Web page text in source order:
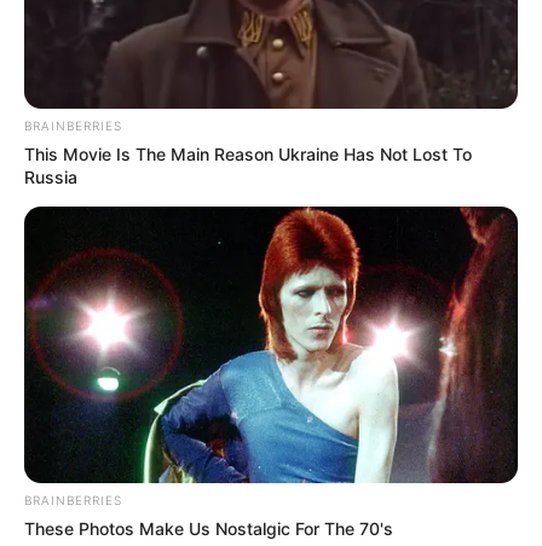
BRAINBERRIES
This Movie Is The Main Reason Ukraine Has Not Lost To
Russia
BRAINBERRIES
These Photos Make Us Nostalgic For The 70's